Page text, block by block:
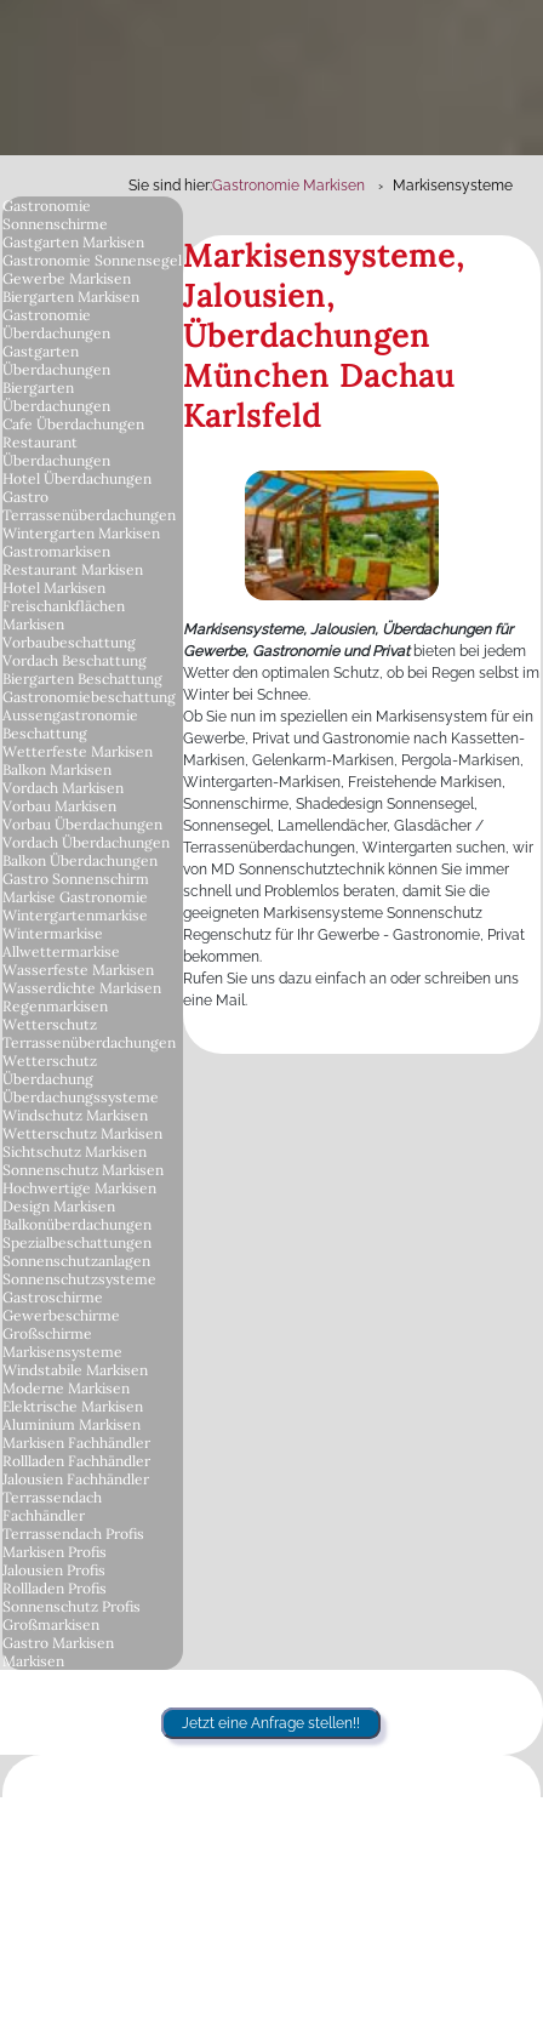
Sie sind hier:Gastronomie Markisen Markisensysteme
Markisensysteme,
Jalousien,
Überdachungen
München Dachau
Karlsfeld
Markisensysteme, Jalousien, Überdachungen für
Gewerbe, Gastronomie und Privatbieten bei jedem
Wetter den optimalen Schutz, ob bei Regen selbst im
Winter bei Schnee.
Ob Sie nun im speziellen ein Markisensystem für ein
Gewerbe, Privat und Gastronomie nach Kassetten-
Markisen, Gelenkarm-Markisen, Pergola-Markisen,
Wintergarten-Markisen, Freistehende Markisen,
Sonnenschirme, Shadedesign Sonnensegel,
Sonnensegel, Lamellendächer, Glasdächer /
Terrassenüberdachungen, Wintergarten suchen, wir
von MD Sonnenschutztechnik können Sie immer
schnell und Problemlos beraten, damit Sie die
geeigneten Markisensysteme Sonnenschutz
Regenschutz für Ihr Gewerbe - Gastronomie, Privat
bekommen.
Rufen Sie uns dazu einfach an oder schreiben uns
eine Mail.
Gastronomie
Sonnenschirme
Gastgarten Markisen
Gastronomie Sonnensegel
Gewerbe Markisen
Biergarten Markisen
Gastronomie
Überdachungen
Gastgarten
Überdachungen
Biergarten
Überdachungen
Cafe Überdachungen
Restaurant
Überdachungen
Hotel Überdachungen
Gastro
Terrassenüberdachungen
Wintergarten Markisen
Gastromarkisen
Restaurant Markisen
Hotel Markisen
Freischankflächen
Markisen
Vorbaubeschattung
Vordach Beschattung
Biergarten Beschattung
Gastronomiebeschattung
Aussengastronomie
Beschattung
Wetterfeste Markisen
Balkon Markisen
Vordach Markisen
Vorbau Markisen
Vorbau Überdachungen
Vordach Überdachungen
Balkon Überdachungen
Gastro Sonnenschirm
Markise Gastronomie
Wintergartenmarkise
Wintermarkise
Allwettermarkise
Wasserfeste Markisen
Wasserdichte Markisen
Regenmarkisen
Wetterschutz
Terrassenüberdachungen
Wetterschutz
Überdachung
Überdachungssysteme
Windschutz Markisen
Wetterschutz Markisen
Sichtschutz Markisen
Sonnenschutz Markisen
Hochwertige Markisen
Design Markisen
Balkonüberdachungen
Spezialbeschattungen
Sonnenschutzanlagen
Sonnenschutzsysteme
Gastroschirme
Gewerbeschirme
Großschirme
Markisensysteme
Windstabile Markisen
Moderne Markisen
Elektrische Markisen
Aluminium Markisen
Markisen Fachhändler
Rollladen Fachhändler
Jalousien Fachhändler
Terrassendach
Fachhändler
Terrassendach Profis
Markisen Profis
Jalousien Profis
Rollladen Profis
Sonnenschutz Profis
Großmarkisen
Gastro Markisen
Markisen
Jetzt eine Anfrage stellen!!